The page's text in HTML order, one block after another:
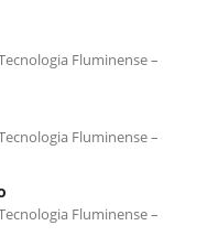
Fluminense –
Fluminense –
Fluminense –